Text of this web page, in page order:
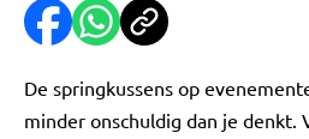
De springkussens op
minder onschuldig dan je denkt.